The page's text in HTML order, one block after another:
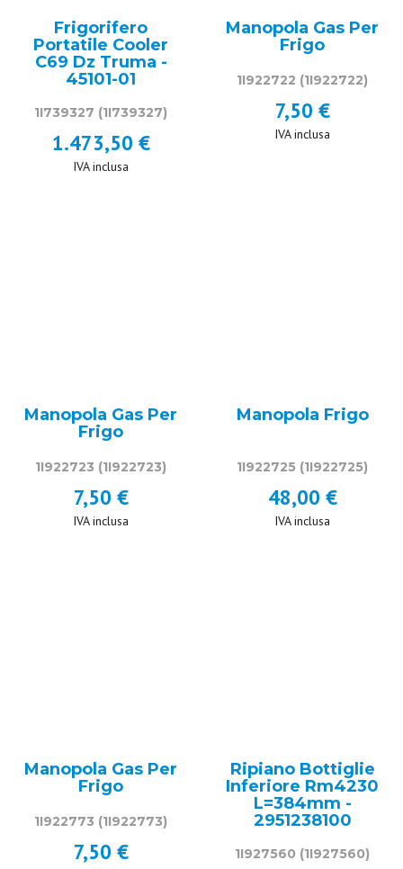
Frigorifero
Portatile Cooler
C69 Dz Truma -
45101-01
1I739327 (1I739327)
1.473,50 €
IVA inclusa
Manopola Gas Per
Frigo
1I922722 (1I922722)
7,50 €
IVA inclusa
Manopola Gas Per
Frigo
1I922723 (1I922723)
7,50 €
IVA inclusa
Manopola Frigo
1I922725 (1I922725)
48,00 €
IVA inclusa
Manopola Gas Per
Frigo
1I922773 (1I922773)
7,50 €
Ripiano Bottiglie
Inferiore Rm4230
L=384mm -
2951238100
1I927560 (1I927560)